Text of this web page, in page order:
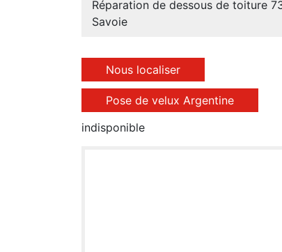
Réparation de dessous de toiture
Savoie
Nous localiser
Pose de velux Argentine
indisponible